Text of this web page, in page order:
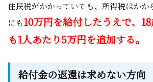
住民税がかかっていても、所得税はかか
にも10万円を給付したうえで、
も1人あたり5万円を追加する。
給付金の返還は求めない方向